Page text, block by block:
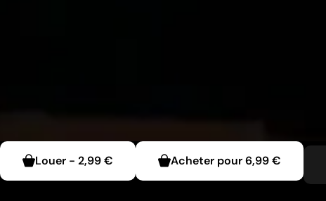
Louer - 2,99 € Acheter pour6,99 €